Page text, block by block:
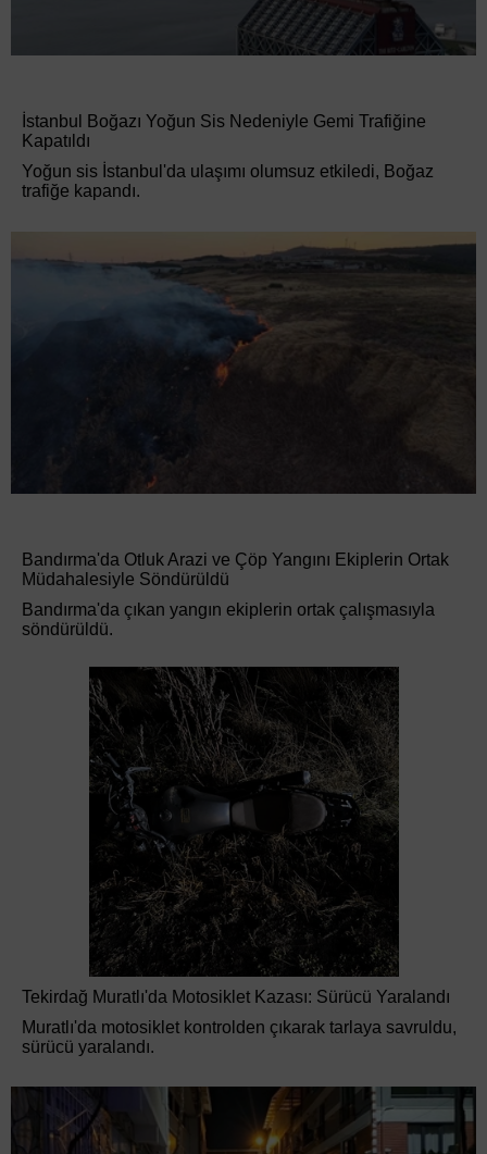
İstanbul Boğazı Yoğun Sis Nedeniyle Gemi Trafiğine
Kapatıldı
Yoğun sis İstanbul'da ulaşımı olumsuz etkiledi, Boğaz
trafiğe kapandı.
Bandırma'da Otluk Arazi ve Çöp Yangını Ekiplerin Ortak
Müdahalesiyle Söndürüldü
Bandırma'da çıkan yangın ekiplerin ortak çalışmasıyla
söndürüldü.
Tekirdağ Muratlı'da Motosiklet Kazası: Sürücü Yaralandı
Muratlı'da motosiklet kontrolden çıkarak tarlaya savruldu,
sürücü yaralandı.